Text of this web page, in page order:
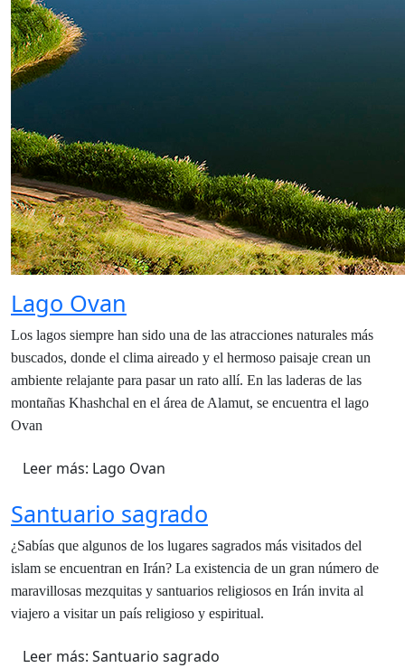
Lago Ovan
Los lagos siempre han sido una de las atracciones naturales más
buscados, donde el clima aireado y el hermoso paisaje crean un
ambiente relajante para pasar un rato allí. En las laderas de las
montañas Khashchal en el área de Alamut, se encuentra el lago
Ovan
Leer más: Lago Ovan
Santuario sagrado
¿Sabías que algunos de los lugares sagrados más visitados del
islam se encuentran en Irán? La existencia de un gran número de
maravillosas mezquitas y santuarios religiosos en Irán invita al
viajero a visitar un país religioso y espiritual.
Leer más: Santuario sagrado